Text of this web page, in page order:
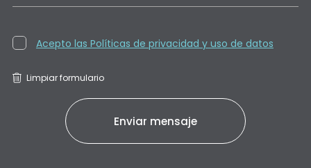
Acepto las Políticas de privacidad y uso de datos
Limpiar formulario